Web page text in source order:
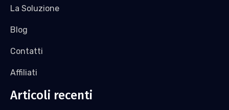
La Soluzione
Blog
Contatti
Affiliati
Articoli recenti